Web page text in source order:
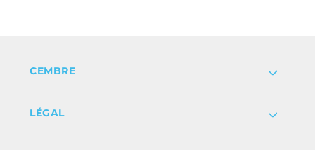
CEMBRE
Société
Certificat
LÉGAL